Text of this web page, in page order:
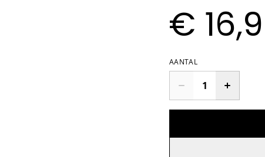
€
AANTAL